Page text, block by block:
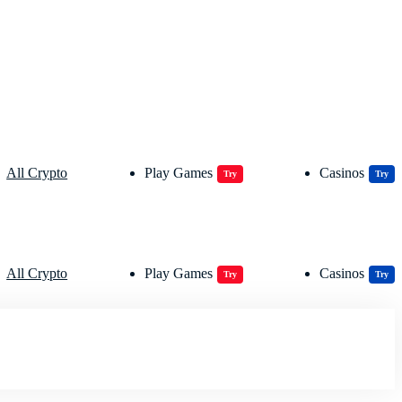
All Crypto Play Games Try Casinos Try
All Crypto Play Games Try Casinos Try